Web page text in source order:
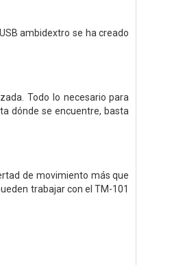
ambidextro se ha creado
Todo lo necesario para
dónde se encuentre, basta
de movimiento más que
trabajar con el TM-101